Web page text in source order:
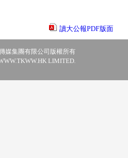
讀大公報PDF版面
媒集團有限公司版權所有
LIMITED.